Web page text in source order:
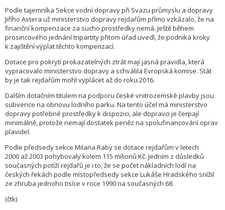
Podle tajemníka Sekce vodní dopravy při Svazu průmyslu a dopravy
Jiřího Astera už ministerstvo dopravy rejdařům přímo vzkázalo, že na
finanční kompenzace za sucho prostředky nemá. Ještě během
prosincového jednání tripartity přitom úřad uvedl, že podniká kroky
k zajištění výplat těchto kompenzací.
Dotace pro pokrytí prokazatelných ztrát mají jasná pravidla, která
vypracovalo ministerstvo dopravy a schválila Evropská komise. Stát
by je tak rejdařům mohl vyplácet až do roku 2016.
Dalším dotačním titulem na podporu české vnitrozemské plavby jsou
subvence na obnovu lodního parku. Na tento účel má ministerstvo
dopravy potřebné prostředky k dispozici, ale dopravci je čerpají
minimálně, protože nemají dostatek peněz na spolufinancování oprav
plavidel.
Podle předsedy sekce Milana Raby se dotace rejdařům v letech
2000 až 2003 pohybovaly kolem 115 milionů Kč. Jedním z důsledků
současných potíží rejdařů je i to, že se počet nákladních lodí na
českých řekách podle místopředsedy sekce Lukáše Hradského snížil
ze zhruba jednoho tisíce v roce 1990 na současných 68.
(čtk)